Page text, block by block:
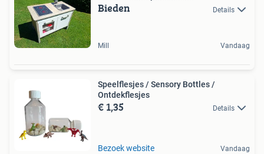
Bieden Details
Mill Vandaag
Speelflesjes / Sensory Bottles /
Ontdekflesjes
€ 1,35 Details
Bezoek website Vandaag